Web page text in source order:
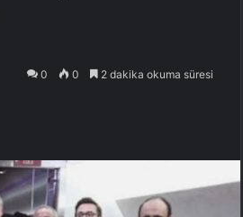
0 0 2 dakika okuma süresi